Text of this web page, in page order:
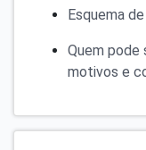
Esquema
Quem pode
motivos e